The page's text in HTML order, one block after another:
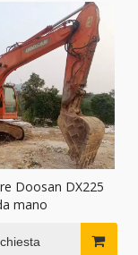
Doosan DX225
mano